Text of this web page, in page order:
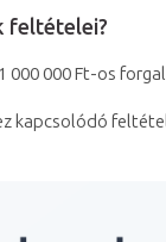
feltételei?
000 000 Ft-os
kapcsolódó